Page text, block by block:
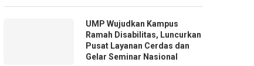
UMP Wujudkan Kampus
Ramah Disabilitas, Luncurkan
Pusat Layanan Cerdas dan
Gelar Seminar Nasional